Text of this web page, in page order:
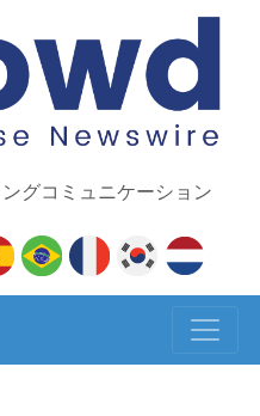
グコミュニケーション